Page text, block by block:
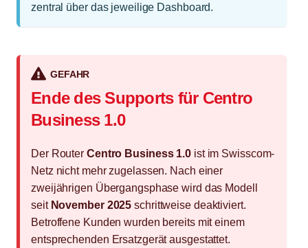
zentral über das jeweilige Dashboard.
GEFAHR
Ende des Supports für Centro
Business 1.0
Der Router Centro Business 1.0 ist im Swisscom-
Netz nicht mehr zugelassen. Nach einer
zweijährigen Übergangsphase wird das Modell
seit November 2025 schrittweise deaktiviert.
Betroffene Kunden wurden bereits mit einem
entsprechenden Ersatzgerät ausgestattet.